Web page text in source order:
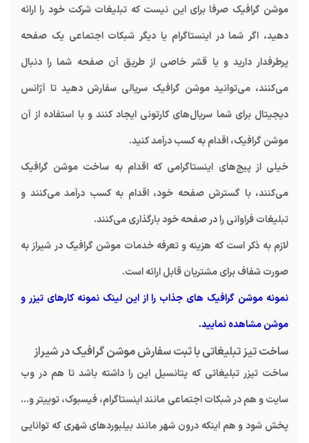
موشن گرافیک صرفا برای این نیست که تبلیغات شرکت خود را ارائه
دهید، اگر شما در اینستاگرام یا دیگر شبکات اجتماعی یک صفحه
پرطرفدار دارید و یا قشر خاصی از طریق آن صفحه شما را دنبال
می‌کنند، می‌توانید موشن گرافیک سریالی سفارش دهید تا آژانس
دیجیتال برای شما سریال‌های کارتونی ایجاد کنند و با استفاده از آن
موشن گرافیک، اقدام به کسب درآمد کنید.
خیلی از پیج‌های اینستاگرامی که اقدام به ساخت موشن گرافیک
می‌کنند، با گسترش صفحه خود، اقدام به کسب درآمد می‌کنند و
تبلیغات فراوانی را در صفحه خود بارگذاری می‌کنند.
لازم به ذکر است که هزینه و تعرفه خدمات موشن گرافیک در شیراز به
صورت شفاف برای مشتریان قابل ارائه است.
نمونه موشن گرافیک های جذاب را از این لینک نمونه کارهای تیزر و
موشنمشاهده نمایید.
ساخت تیز تبلیغاتی با ثبت سفارش موشن گرافیک در شیراز
ساخت تیزر تبلیغاتی که پتانسیل این را داشته باشد تا هم در وب
سایت و هم در شبکات اجتماعی مانند اینستاگرام، فیسبوک، توییتر و...
پخش شود و هم اینکه درون شهر مانند بیلبوردهای شهری که توانایی